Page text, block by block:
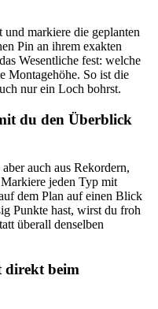
markiere die geplanten
Pin an ihrem exakten
Wesentliche fest: welche
Montagehöhe. So ist die
nur ein Loch bohrst.
du den Überblick
auch aus Rekordern,
jeden Typ mit
dem Plan auf einen Blick
Punkte hast, wirst du froh
überall denselben
direkt beim